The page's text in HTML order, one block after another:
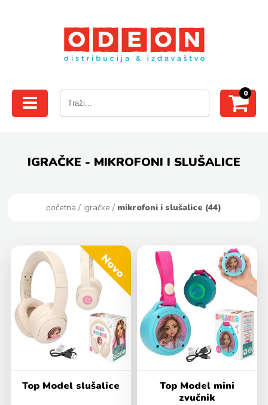
0
IGRAČKE - MIKROFONI I SLUŠALICE
početna / igračke / mikrofoni i slušalice (44)
Novo
Top Model slušalice
Top Model mini
zvučnik